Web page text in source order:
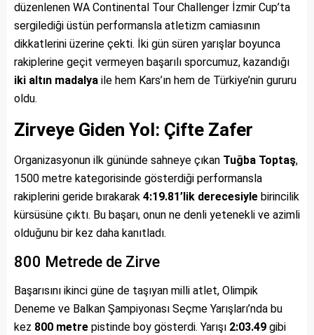
düzenlenen WA Continental Tour Challenger İzmir Cup’ta
sergilediği üstün performansla atletizm camiasının
dikkatlerini üzerine çekti. İki gün süren yarışlar boyunca
rakiplerine geçit vermeyen başarılı sporcumuz, kazandığı
iki altın madalya ile hem Kars’ın hem de Türkiye’nin gururu
oldu.
Zirveye Giden Yol: Çifte Zafer
Organizasyonun ilk gününde sahneye çıkan Tuğba Toptaş,
1500 metre kategorisinde gösterdiği performansla
rakiplerini geride bırakarak 4:19.81’lik derecesiyle birincilik
kürsüsüne çıktı. Bu başarı, onun ne denli yetenekli ve azimli
olduğunu bir kez daha kanıtladı.
800 Metrede de Zirve
Başarısını ikinci güne de taşıyan milli atlet, Olimpik
Deneme ve Balkan Şampiyonası Seçme Yarışları’nda bu
kez 800 metre pistinde boy gösterdi. Yarışı 2:03.49 gibi